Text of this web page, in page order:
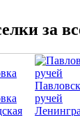
за
ручей